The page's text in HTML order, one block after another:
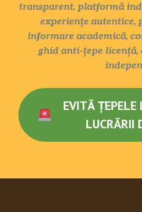
transparent, platformă
experiențe autentice,
informare academică,
ghid anti-țepe licență,
EVITĂ ȚEPELE
LUCRĂRII